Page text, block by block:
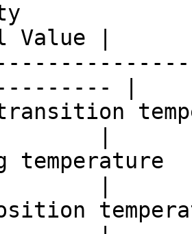
Value |
|
|
|